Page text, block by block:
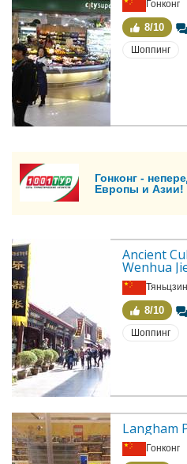
Гонконг
8/10
Шоппинг
Гонконг -
Европы и Азии!
Ancient
Wenhua
8/10
Шоппинг
Langham
Гонконг